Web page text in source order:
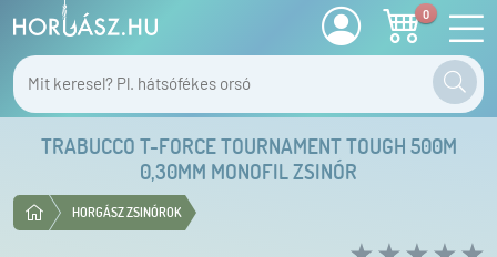
0
TRABUCCO T-FORCE TOURNAMENT TOUGH 500M
0,30MM MONOFIL ZSINÓR
HORGÁSZ ZSINÓROK